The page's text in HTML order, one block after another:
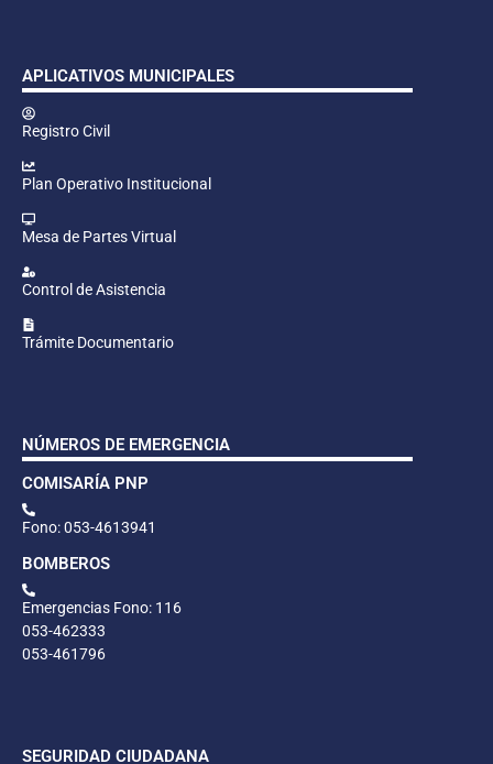
APLICATIVOS MUNICIPALES
Registro Civil
Plan Operativo Institucional
Mesa de Partes Virtual
Control de Asistencia
Trámite Documentario
NÚMEROS DE EMERGENCIA
COMISARÍA PNP
Fono: 053-4613941
BOMBEROS
Emergencias Fono: 116
053-462333
053-461796
SEGURIDAD CIUDADANA